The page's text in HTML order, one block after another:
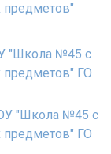
предметов"
"Школа №45 с
ГО
"Школа №45 с
ГО